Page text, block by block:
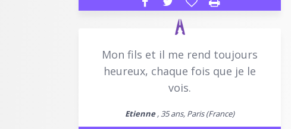
Mon fils et il me rend toujours
heureux, chaque fois que je le
vois.
Etienne, 35 ans, Paris (France)